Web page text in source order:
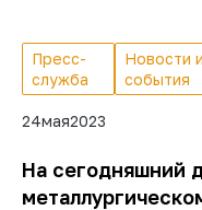
Пресс-
служба
Новости и
события
24мая2023
На сегодняшний